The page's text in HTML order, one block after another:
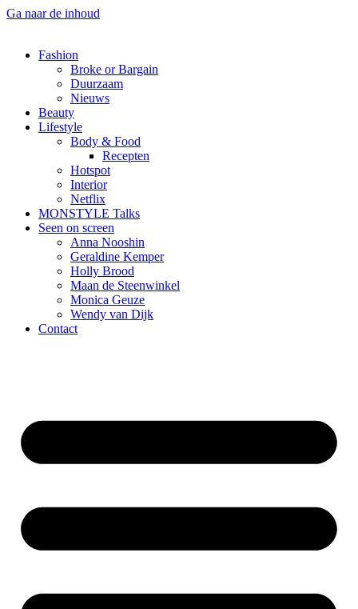
Ga naar de inhoud
Fashion
Broke or Bargain
Duurzaam
Nieuws
Beauty
Lifestyle
Body & Food
Recepten
Hotspot
Interior
Netflix
MONSTYLE Talks
Seen on screen
Anna Nooshin
Geraldine Kemper
Holly Brood
Maan de Steenwinkel
Monica Geuze
Wendy van Dijk
Contact